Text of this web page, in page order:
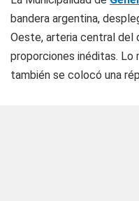
bandera argentina,
Oeste, arteria central del
proporciones inéditas. Lo
también se colocó una